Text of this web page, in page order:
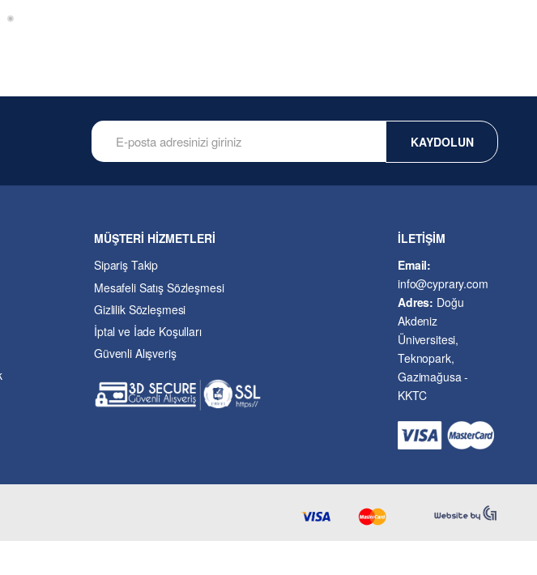
KAYDOLUN
MÜŞTERİ HİZMETLERİ
Sipariş Takip
Mesafeli Satış Sözleşmesi
Gizlilik Sözleşmesi
İptal ve İade Koşulları
Güvenli Alışveriş
İLETİŞİM
Email:
info@cyprary.com
Adres: Doğu
Akdeniz
Üniversitesi,
Teknopark,
Gazimağusa -
KKTC